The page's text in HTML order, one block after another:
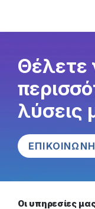
Θέλετε
λύσεις
Οι υπηρεσίες